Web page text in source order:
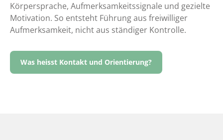
Körpersprache, Aufmerksamkeitssignale und gezielte
Motivation. So entsteht Führung aus freiwilliger
Aufmerksamkeit, nicht aus ständiger Kontrolle.
Was heisst Kontakt und Orientierung?